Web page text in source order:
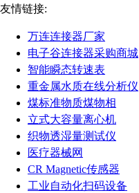
友情链接:
万连连接器厂家
电子谷连接器采购商城
智能瞬态转速表
重金属水质在线分析仪
煤标准物质煤物相
立式大容量离心机
织物透湿量测试仪
医疗器械网
CR Magnetic传感器
工业自动化扫码设备